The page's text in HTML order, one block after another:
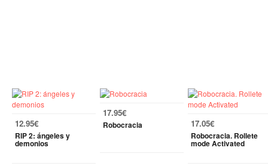
12.95€
RIP 2: ángeles y
demonios
17.95€
Robocracia 17.05€
Robocracia. Rollete
mode Activated